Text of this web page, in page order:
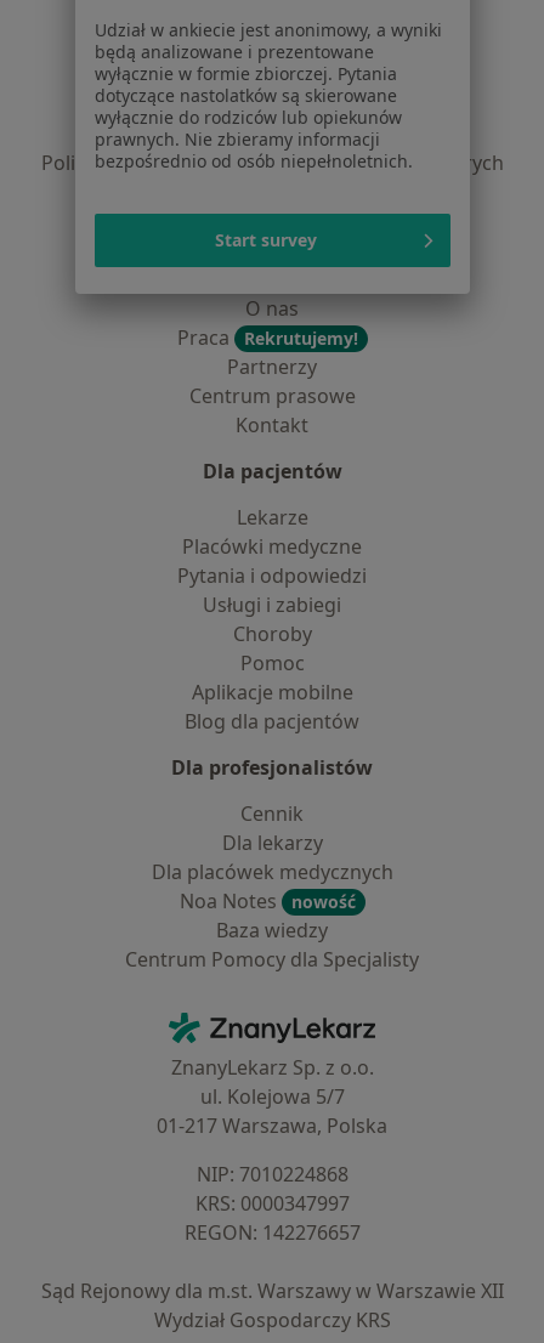
Serwis
Regulamin
Polityka prywatności pacjentów
Polityka prywatności profesjonalistów
Polityka prywatności dla profesjonalistów, których
Polityka cookies
Jak działają wyniki wyszukiwania
O nas
Praca
Rekrutujemy!
Partnerzy
Centrum prasowe
Kontakt
Dla pacjentów
Lekarze
Placówki medyczne
Pytania i odpowiedzi
Usługi i zabiegi
Choroby
Pomoc
Aplikacje mobilne
Blog dla pacjentów
Dla profesjonalistów
Cennik
Dla lekarzy
Dla placówek medycznych
Noa Notes
nowość
Baza wiedzy
Centrum Pomocy dla Specjalisty
ZnanyLekarz - Strona główna
ZnanyLekarz Sp. z o.o.
ul. Kolejowa 5/7
01-217 Warszawa, Polska
NIP: ⁠7010224868
KRS: ⁠0000347997
REGON: ⁠142276657
Sąd Rejonowy dla m.st. Warszawy w Warszawie XII
Wydział Gospodarczy KRS
Udział w ankiecie jest anonimowy, a wyniki
będą analizowane i prezentowane
wyłącznie w formie zbiorczej. Pytania
dotyczące nastolatków są skierowane
wyłącznie do rodziców lub opiekunów
prawnych. Nie zbieramy informacji
bezpośrednio od osób niepełnoletnich.
Start survey